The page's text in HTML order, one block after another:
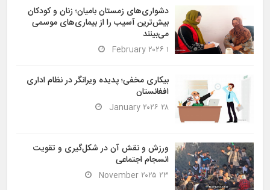
دشواری‌های زمستان بامیان؛ زنان و کودکان
بیش‌ترین آسیب را از بیماری‌های موسمی
می‌بینند
۱ February ۲۰۲۶
بیکاری مخفی؛ پدیده ویرانگر در نظام اداری
افغانستان
۲۸ January ۲۰۲۶
ورزش و نقش آن در شکل‌گیری و تقویت
انسجام اجتماعی
۲۳ November ۲۰۲۵